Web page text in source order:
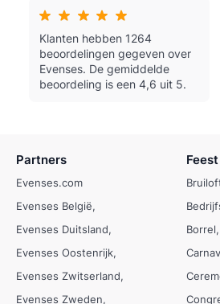
Klanten hebben 1264
beoordelingen gegeven over
Evenses. De gemiddelde
beoordeling is een 4,6 uit 5.
Partners
Evenses.com
Evenses België
Evenses Duitsland
Evenses Oostenrijk
Evenses Zwitserland
Evenses Zweden
Feest
Borrel